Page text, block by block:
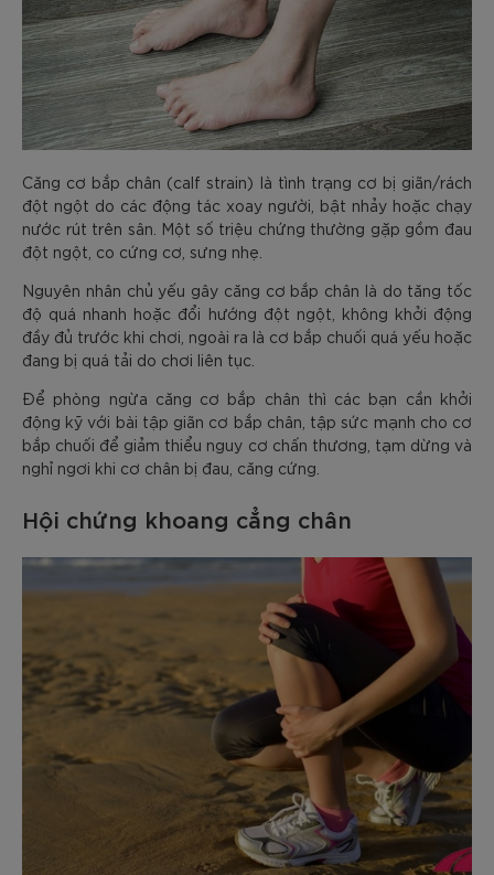
Căng cơ bắp chân (calf strain) là tình trạng cơ bị giãn/rách
đột ngột do các động tác xoay người, bật nhảy hoặc chạy
nước rút trên sân. Một số triệu chứng thường gặp gồm đau
đột ngột, co cứng cơ, sưng nhẹ.
Nguyên nhân chủ yếu gây căng cơ bắp chân là do tăng tốc
độ quá nhanh hoặc đổi hướng đột ngột, không khởi động
đầy đủ trước khi chơi, ngoài ra là cơ bắp chuối quá yếu hoặc
đang bị quá tải do chơi liên tục.
Để phòng ngừa căng cơ bắp chân thì các bạn cần khởi
động kỹ với bài tập giãn cơ bắp chân, tập sức mạnh cho cơ
bắp chuối để giảm thiểu nguy cơ chấn thương, tạm dừng và
nghỉ ngơi khi cơ chân bị đau, căng cứng.
Hội chứng khoang cẳng chân